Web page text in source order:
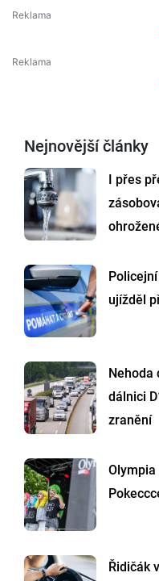
Nejnovější články
I přes
ujížděl
Nehoda
dálnici
zranění
Olympia
Řidičák